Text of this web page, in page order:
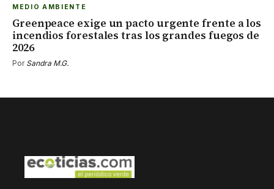
MEDIO AMBIENTE
Greenpeace exige un pacto urgente frente a los
incendios forestales tras los grandes fuegos de
2026
Por Sandra M.G.